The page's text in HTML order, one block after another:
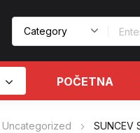
POČETNA
Uncategorized SUNCEV